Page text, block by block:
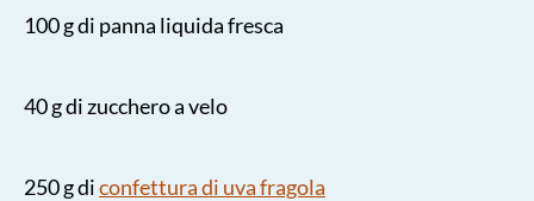
100 g di panna liquida fresca
40 g di zucchero a velo
250 g diconfettura di uva fragola